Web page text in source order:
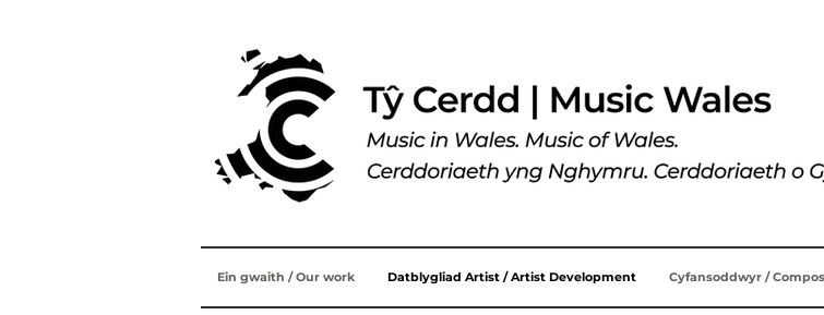
Ein gwaith / Our work Datblygliad Artist / Artist Development Cyfansoddwyr /